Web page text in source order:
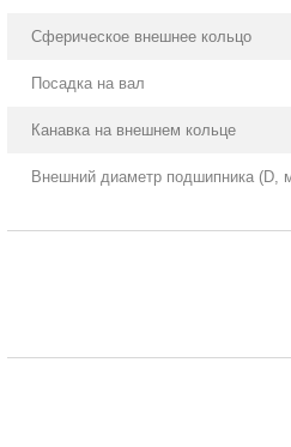
Сферическое внешнее кольцо
Посадка на вал
Канавка на внешнем кольце
Внешний диаметр подшипника (D,